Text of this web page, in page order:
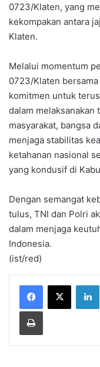
0723/Klaten, yang
kekompakan antara
Klaten.
Melalui momentum
0723/Klaten
komitmen untuk
dalam melaksanakan
masyarakat, bangsa
menjaga stabilitas
ketahanan nasional
yang kondusif di
Dengan semangat
tulus, TNI dan Polri
dalam menjaga
Indonesia.
(ist/red)